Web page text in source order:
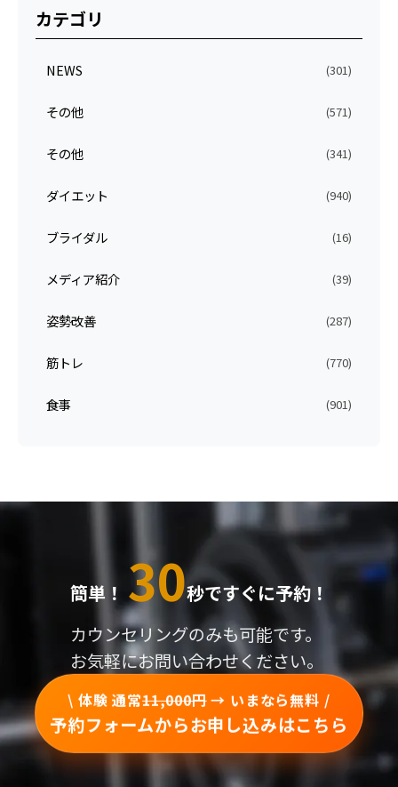
カテゴリ
NEWS (301)
その他 (571)
その他 (341)
ダイエット (940)
ブライダル (16)
メディア紹介 (39)
姿勢改善 (287)
筋トレ (770)
食事 (901)
簡単！ 30秒ですぐに予約！
カウンセリングのみも可能です。
お気軽にお問い合わせください。
\ 体験 通常11,000円→ いまなら無料 /
予約フォームからお申し込みはこちら